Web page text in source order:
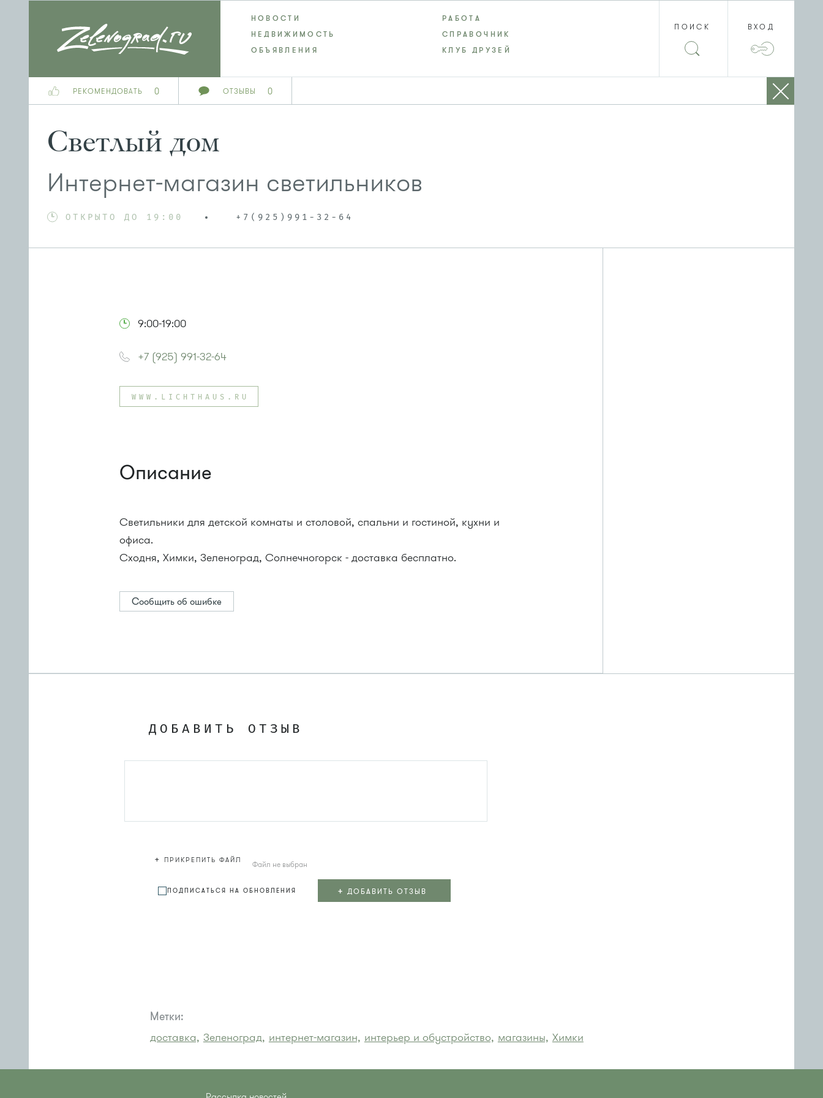
РЕКОМЕНДОВАТЬ 0 ОТЗЫВЫ 0
НОВОСТИ
РАБОТА
НЕДВИЖИМОСТЬ
СПРАВОЧНИК
ОБЪЯВЛЕНИЯ
КЛУБ ДРУЗЕЙ
ПОИСК ВХОД
Светлый дом
Интернет-магазин светильников
ОТКРЫТО ДО 19:00 +7(925)991-32-64
9:00-19:00
+7 (925) 991-32-64
WWW.LICHTHAUS.RU
Описание
Светильники для детской комнаты и столовой, спальни и гостиной, кухни и
офиса.
Сходня, Химки, Зеленоград, Солнечногорск - доставка бесплатно.
Сообщить об ошибке
ДОБАВИТЬ ОТЗЫВ
+ ПРИКРЕПИТЬ ФАЙЛ Файл не выбран
ПОДПИСАТЬСЯ НА ОБНОВЛЕНИЯ + ДОБАВИТЬ ОТЗЫВ
Метки:
доставка, Зеленоград, интернет-магазин, интерьер и обустройство, магазины, Химки